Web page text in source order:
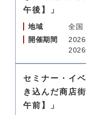
午後】」
地域
全国
開催期間
セミナー・イ
き込んだ商店
午前】」